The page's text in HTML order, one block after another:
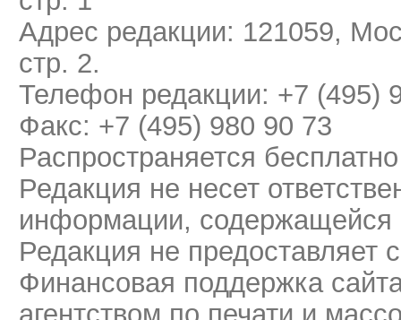
Адрес редакции: 121059,
стр. 2.
Телефон редакции: +7 (495)
Факс: +7 (495) 980 90 73
Распространяется бесплатно
Редакция не несет
информации, содержащейся
Редакция не предоставляет
Финансовая поддержка
агентством по печати и